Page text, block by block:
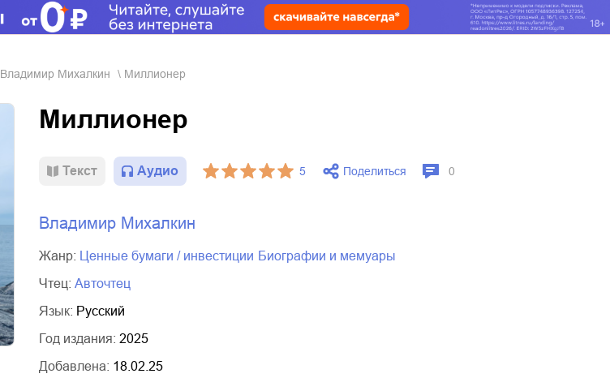
Владимир Михалкин Миллионер
Миллионер
Текст Аудио 5 Поделиться 0
Владимир Михалкин
Жанр: ценные бумаги / инвестиции
биографии и мемуары
Чтец:
Авточтец
Язык: Русский
Год издания: 2025
Добавлена: 18.02.25